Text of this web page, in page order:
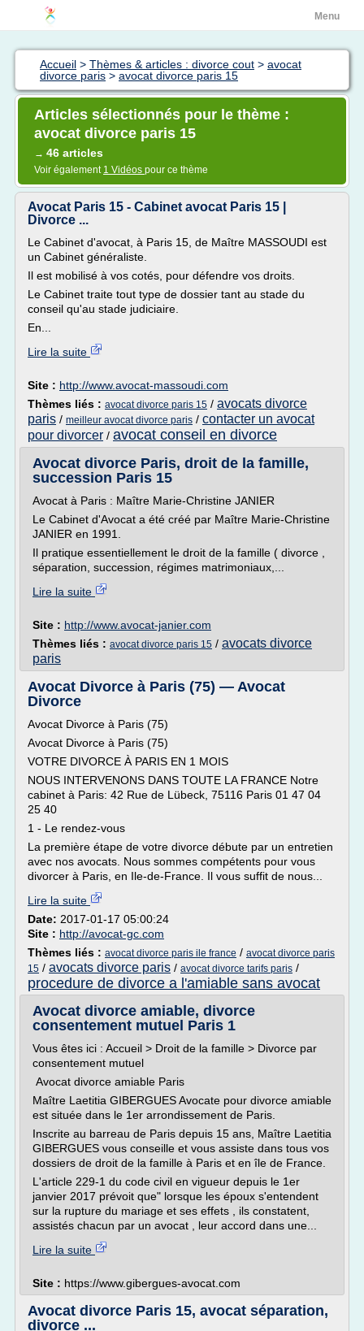
Menu
Accueil > Thèmes & articles : divorce cout > avocat
divorce paris > avocat divorce paris 15
Articles sélectionnés pour le thème :
avocat divorce paris 15
→ 46 articles
Voir également 1 Vidéos pour ce thème
Avocat Paris 15 - Cabinet avocat Paris 15 |
Divorce ...
Le Cabinet d'avocat, à Paris 15, de Maître MASSOUDI est
un Cabinet généraliste.
Il est mobilisé à vos cotés, pour défendre vos droits.
Le Cabinet traite tout type de dossier tant au stade du
conseil qu'au stade judiciaire.
En...
Lire la suite
Site : http://www.avocat-massoudi.com
Thèmes liés : avocat divorce paris 15 / avocats divorce
paris / meilleur avocat divorce paris / contacter un avocat
pour divorcer / avocat conseil en divorce
Avocat divorce Paris, droit de la famille,
succession Paris 15
Avocat à Paris : Maître Marie-Christine JANIER
Le Cabinet d'Avocat a été créé par Maître Marie-Christine
JANIER en 1991.
Il pratique essentiellement le droit de la famille ( divorce ,
séparation, succession, régimes matrimoniaux,...
Lire la suite
Site : http://www.avocat-janier.com
Thèmes liés : avocat divorce paris 15 / avocats divorce
paris
Avocat Divorce à Paris (75) — Avocat
Divorce
Avocat Divorce à Paris (75)
Avocat Divorce à Paris (75)
VOTRE DIVORCE À PARIS EN 1 MOIS
NOUS INTERVENONS DANS TOUTE LA FRANCE Notre
cabinet à Paris: 42 Rue de Lübeck, 75116 Paris 01 47 04
25 40
1 - Le rendez-vous
La première étape de votre divorce débute par un entretien
avec nos avocats. Nous sommes compétents pour vous
divorcer à Paris, en Ile-de-France. Il vous suffit de nous...
Lire la suite
Date: 2017-01-17 05:00:24
Site : http://avocat-gc.com
Thèmes liés : avocat divorce paris ile france / avocat divorce paris
15 / avocats divorce paris / avocat divorce tarifs paris /
procedure de divorce a l'amiable sans avocat
Avocat divorce amiable, divorce
consentement mutuel Paris 1
Vous êtes ici : Accueil > Droit de la famille > Divorce par
consentement mutuel
Avocat divorce amiable Paris
Maître Laetitia GIBERGUES Avocate pour divorce amiable
est située dans le 1er arrondissement de Paris.
Inscrite au barreau de Paris depuis 15 ans, Maître Laetitia
GIBERGUES vous conseille et vous assiste dans tous vos
dossiers de droit de la famille à Paris et en île de France.
L'article 229-1 du code civil en vigueur depuis le 1er
janvier 2017 prévoit que" lorsque les époux s'entendent
sur la rupture du mariage et ses effets , ils constatent,
assistés chacun par un avocat , leur accord dans une...
Lire la suite
Site : https://www.gibergues-avocat.com
Avocat divorce Paris 15, avocat séparation,
divorce ...